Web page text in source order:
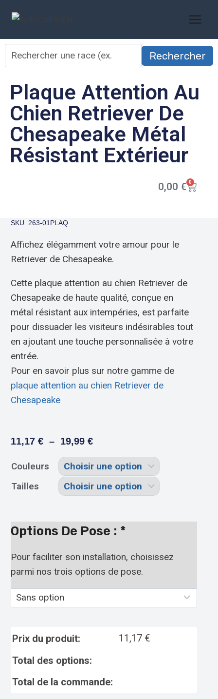
Rechercher
Plaque Attention Au
Chien Retriever De
Chesapeake Métal
Résistant Extérieur
0,00 € 0
SKU: 263-01PLAQ
Affichez élégamment votre amour pour le
Retriever de Chesapeake.
Cette plaque attention au chien Retriever de
Chesapeake de haute qualité, conçue en
métal résistant aux intempéries, est parfaite
pour dissuader les visiteurs indésirables tout
en ajoutant une touche personnalisée à votre
entrée.
Pour en savoir plus sur notre gamme de
plaque attention au chien Retriever de
Chesapeake
11,17€ – 19,99€
Couleurs
Tailles
Options De Pose : *
Pour faciliter son installation, choisissez
parmi nos trois options de pose.
Prix du produit: 11,17 €
Total des options:
Total de la commande: